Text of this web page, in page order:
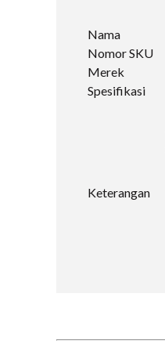
Nama
Nomor SKU
Merek
Spesifikasi
Keterangan